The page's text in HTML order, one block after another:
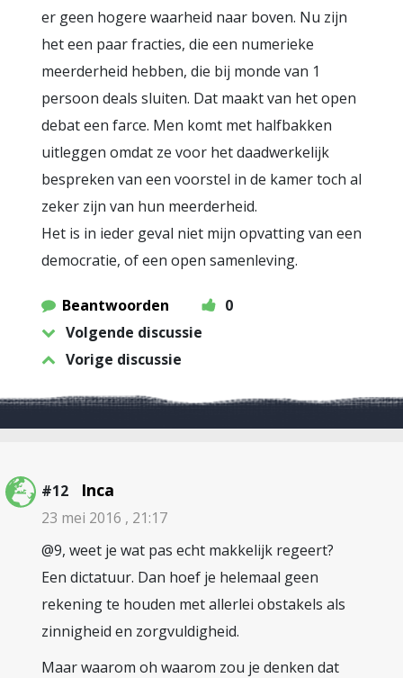
er geen hogere waarheid naar boven. Nu zijn
het een paar fracties, die een numerieke
meerderheid hebben, die bij monde van 1
persoon deals sluiten. Dat maakt van het open
debat een farce. Men komt met halfbakken
uitleggen omdat ze voor het daadwerkelijk
bespreken van een voorstel in de kamer toch al
zeker zijn van hun meerderheid.
Het is in ieder geval niet mijn opvatting van een
democratie, of een open samenleving.
Beantwoorden
0
Volgende discussie
Vorige discussie
#12 Inca
23 mei 2016 , 21:17
@9, weet je wat pas echt makkelijk regeert?
Een dictatuur. Dan hoef je helemaal geen
rekening te houden met allerlei obstakels als
zinnigheid en zorgvuldigheid.
Maar waarom oh waarom zou je denken dat